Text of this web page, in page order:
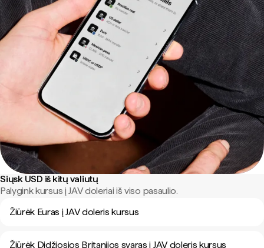
Siųsk USD iš kitų valiutų
Palygink kursus į JAV doleriai iš viso pasaulio.
Žiūrėk Euras į JAV doleris kursus
Žiūrėk Didžiosios Britanijos svaras į JAV doleris kursus